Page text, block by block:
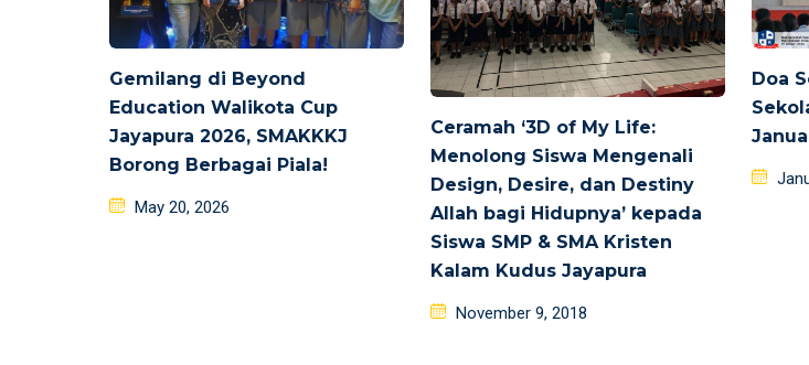
Gemilang di Beyond
Education Walikota Cup
Jayapura 2026, SMAKKKJ
Borong Berbagai Piala!
Posted
May 20, 2026
Ceramah ‘3D of My Life:
Menolong Siswa Mengenali
Design, Desire, dan Destiny
Allah bagi Hidupnya’ kepada
Siswa SMP & SMA Kristen
Kalam Kudus Jayapura
Posted
November 9, 2018
Doa